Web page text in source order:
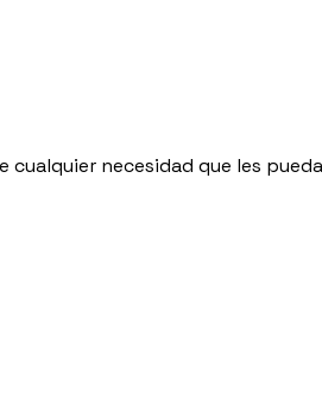
necesidad que les